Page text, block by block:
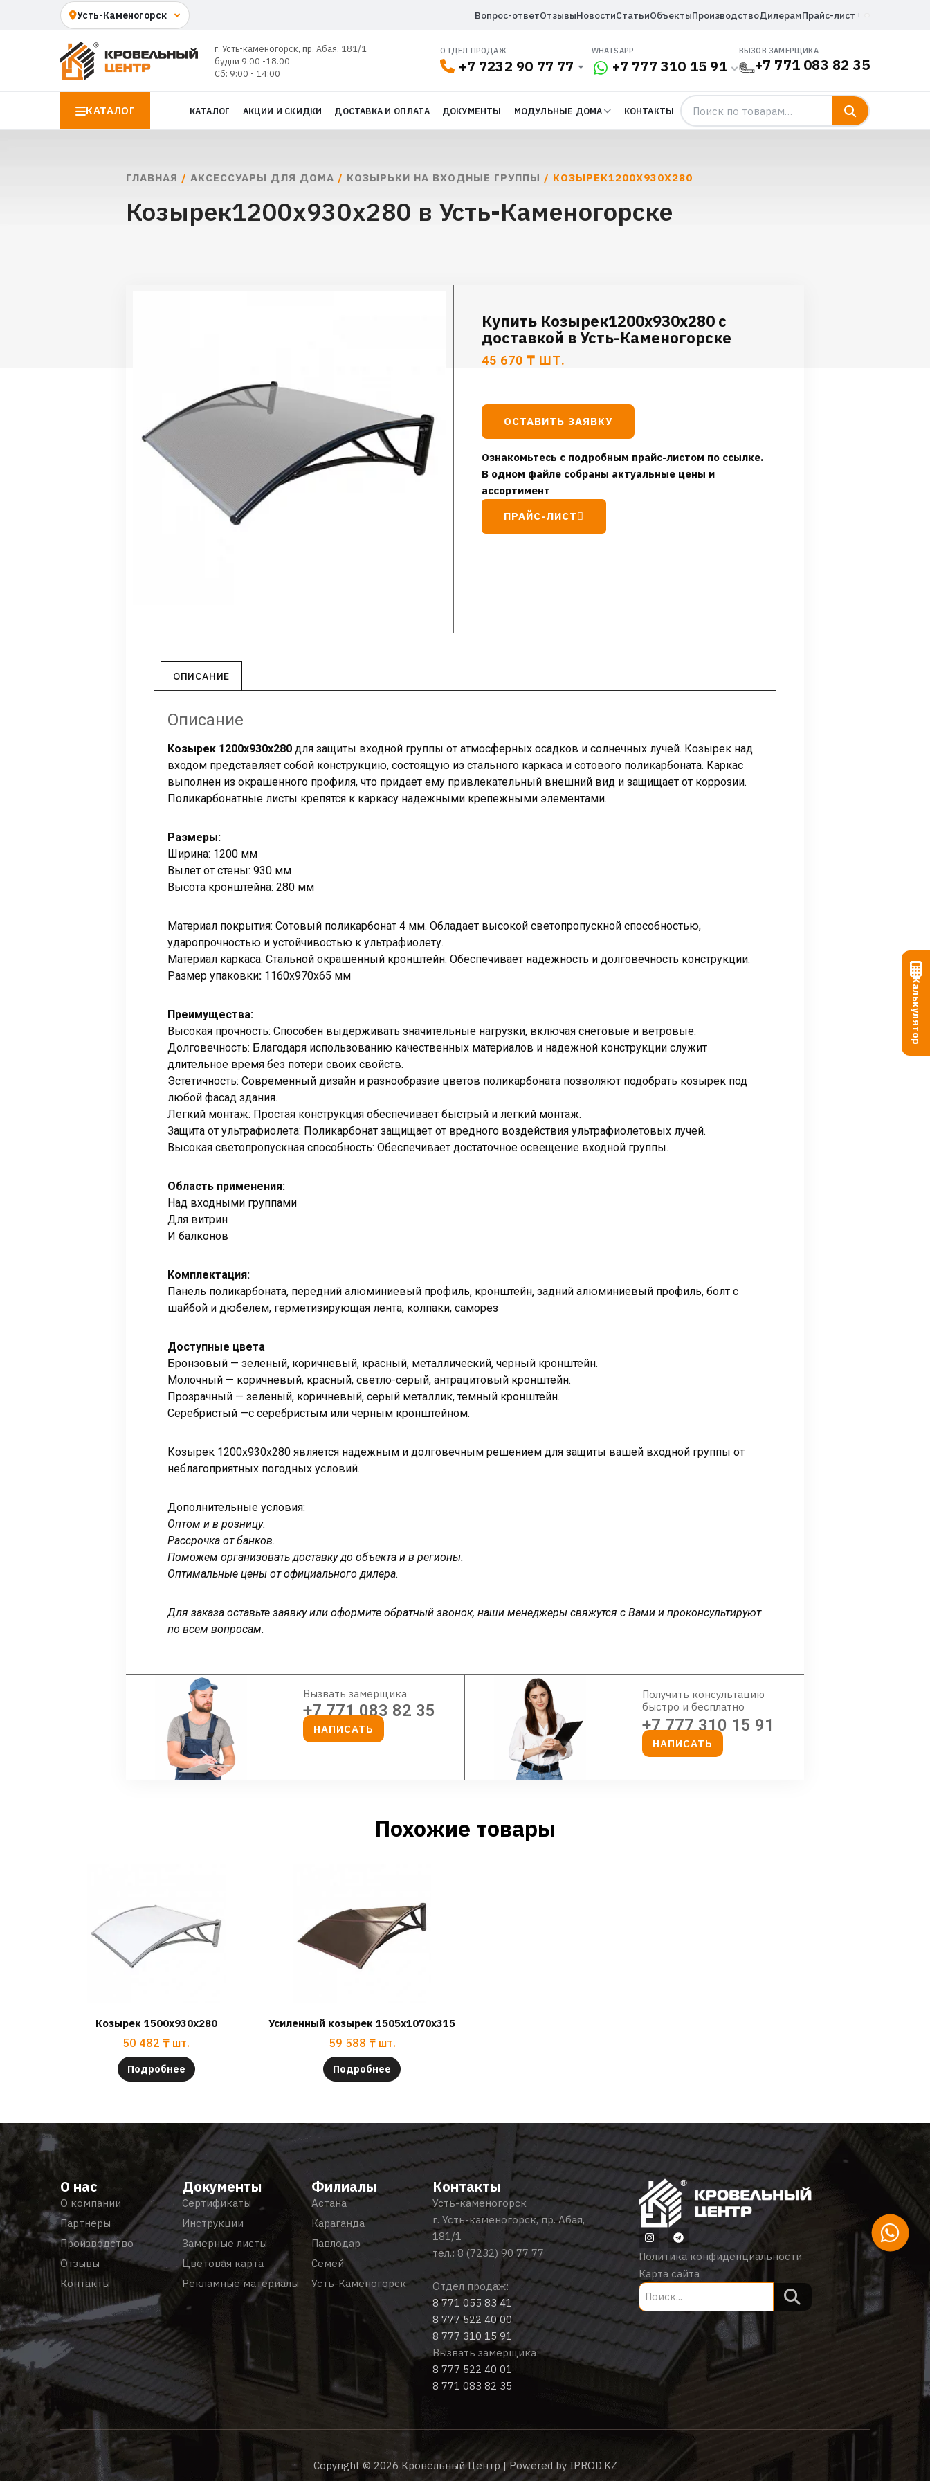
Вопрос-ответОтзывыНовостиСтатьиОбъектыПроизводствоДилерамПрайс-лист
г. Усть-каменогорск, пр. Абая, 181/1
будни 9.00 -18.00
Сб: 9:00 - 14:00
ОТДЕЛ ПРОДАЖ
+7 7232 90 77 77
WHATSAPP
+7 777 310 15 91
ВЫЗОВ ЗАМЕРЩИКА
+7 771 083 82 35
КАТАЛОГ КАТАЛОГ АКЦИИ И СКИДКИ ДОСТАВКА И ОПЛАТА ДОКУМЕНТЫ МОДУЛЬНЫЕ ДОМА КОНТАКТЫ
ГЛАВНАЯ / АКСЕССУАРЫ ДЛЯ ДОМА / КОЗЫРЬКИ НА ВХОДНЫЕ ГРУППЫ / КОЗЫРЕК1200X930X280
Козырек1200x930x280 в Усть-Каменогорске
Купить Козырек1200x930x280 с
доставкой в Усть-Каменогорске
45 670 ₸ ШТ.
ОСТАВИТЬ ЗАЯВКУ
Ознакомьтесь с подробным прайс-листом по ссылке.
В одном файле собраны актуальные цены и
ассортимент
ПРАЙС-ЛИСТ
ОПИСАНИЕ
Описание
Козырек 1200x930x280 для защиты входной группы от атмосферных осадков и солнечных лучей. Козырек над
входом представляет собой конструкцию, состоящую из стального каркаса и сотового поликарбоната. Каркас
выполнен из окрашенного профиля, что придает ему привлекательный внешний вид и защищает от коррозии.
Поликарбонатные листы крепятся к каркасу надежными крепежными элементами.
Размеры:
Ширина: 1200 мм
Вылет от стены: 930 мм
Высота кронштейна: 280 мм
Материал покрытия: Сотовый поликарбонат 4 мм. Обладает высокой светопропускной способностью,
ударопрочностью и устойчивостью к ультрафиолету.
Материал каркаса: Стальной окрашенный кронштейн. Обеспечивает надежность и долговечность конструкции.
Размер упаковки: 1160х970х65 мм
Преимущества:
Высокая прочность: Способен выдерживать значительные нагрузки, включая снеговые и ветровые.
Долговечность: Благодаря использованию качественных материалов и надежной конструкции служит
длительное время без потери своих свойств.
Эстетичность: Современный дизайн и разнообразие цветов поликарбоната позволяют подобрать козырек под
любой фасад здания.
Легкий монтаж: Простая конструкция обеспечивает быстрый и легкий монтаж.
Защита от ультрафиолета: Поликарбонат защищает от вредного воздействия ультрафиолетовых лучей.
Высокая светопропускная способность: Обеспечивает достаточное освещение входной группы.
Область применения:
Над входными группами
Для витрин
И балконов
Комплектация:
Панель поликарбоната, передний алюминиевый профиль, кронштейн, задний алюминиевый профиль, болт с
шайбой и дюбелем, герметизирующая лента, колпаки, саморез
Доступные цвета
Бронзовый — зеленый, коричневый, красный, металлический, черный кронштейн.
Молочный — коричневый, красный, светло-серый, антрацитовый кронштейн.
Прозрачный — зеленый, коричневый, серый металлик, темный кронштейн.
Серебристый —с серебристым или черным кронштейном.
Козырек 1200x930x280 является надежным и долговечным решением для защиты вашей входной группы от
неблагоприятных погодных условий.
Дополнительные условия:
Оптом и в розницу.
Рассрочка от банков.
Поможем организовать доставку до объекта и в регионы.
Оптимальные цены от официального дилера.
Для заказа оставьте заявку или оформите обратный звонок, наши менеджеры свяжутся с Вами и проконсультируют
по всем вопросам.
Вызвать замерщика
+7 771 083 82 35
НАПИСАТЬ
Получить консультацию
быстро и бесплатно
+7 777 310 15 91
НАПИСАТЬ
Похожие товары
Козырек 1500x930x280
50 482 ₸ шт.
Подробнее
Усиленный козырек 1505х1070х315
59 588 ₸ шт.
Подробнее
О нас
О компании
Партнеры
Производство
Отзывы
Контакты
Документы
Сертификаты
Инструкции
Замерные листы
Цветовая карта
Рекламные материалы
Филиалы
Астана
Караганда
Павлодар
Семей
Усть-Каменогорск
Контакты
Усть-каменогорск
г. Усть-каменогорск, пр. Абая,
181/1
тел.:8 (7232) 90 77 77
Отдел продаж:
8 771 055 83 41
8 777 522 40 00
8 777 310 15 91
Вызвать замерщика:
8 777 522 40 01
8 771 083 82 35
Политика конфиденциальности
Карта сайта
Copyright © 2026 Кровельный Центр | Powered by IPROD.KZ
Калькулятор